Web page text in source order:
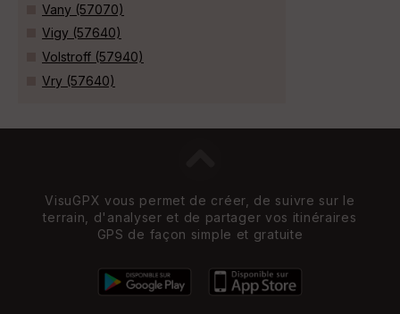
Vany (57070)
Vigy (57640)
Volstroff (57940)
Vry (57640)
VisuGPX vous permet de créer, de suivre sur le
terrain, d'analyser et de partager vos itinéraires
GPS de façon simple et gratuite